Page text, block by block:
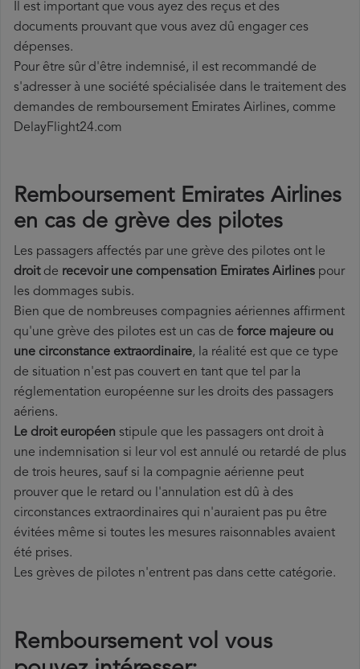
Il est important que vous ayez des reçus et des
documents prouvant que vous avez dû engager ces
dépenses.
Pour être sûr d'être indemnisé, il est recommandé de
s'adresser à une société spécialisée dans le traitement des
demandes de remboursement Emirates Airlines, comme
DelayFlight24.com
Remboursement Emirates Airlines
en cas de grève des pilotes
Les passagers affectés par une grève des pilotes ont le
droitde recevoir une compensation Emirates Airlines pour
les dommages subis.
Bien que de nombreuses compagnies aériennes affirment
qu'une grève des pilotes est un cas de force majeure ou
une circonstance extraordinaire, la réalité est que ce type
de situation n'est pas couvert en tant que tel par la
réglementation européenne sur les droits des passagers
aériens.
Le droit européen stipule que les passagers ont droit à
une indemnisation si leur vol est annulé ou retardé de plus
de trois heures, sauf si la compagnie aérienne peut
prouver que le retard ou l'annulation est dû à des
circonstances extraordinaires qui n'auraient pas pu être
évitées même si toutes les mesures raisonnables avaient
été prises.
Les grèves de pilotes n'entrent pas dans cette catégorie.
Remboursement vol vous